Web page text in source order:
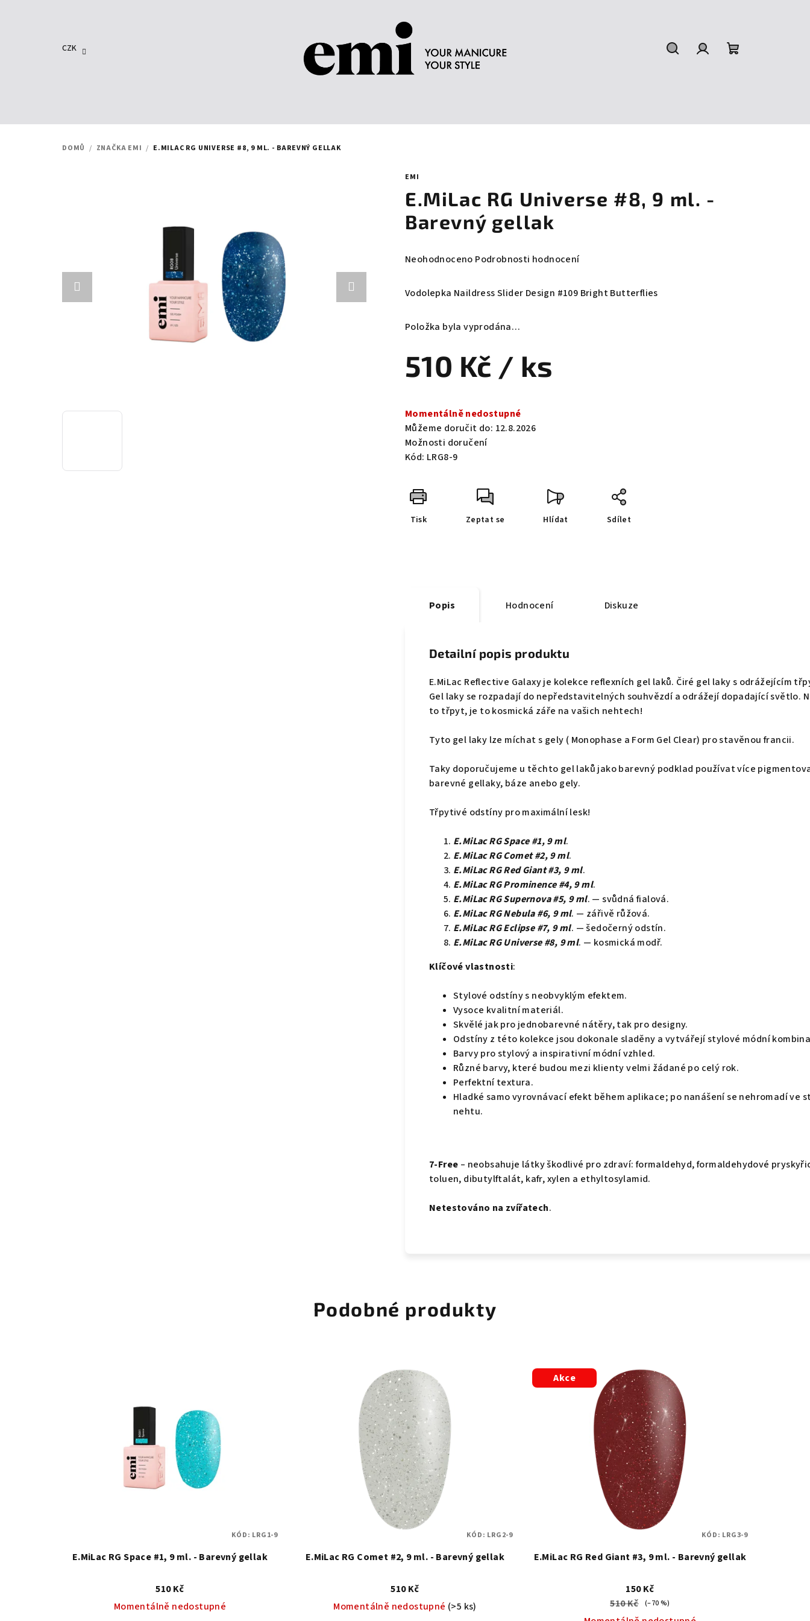
CZK
DOMŮ / ZNAČKA EMI / E.MILAC RG UNIVERSE #8, 9 ML. - BAREVNÝ GELLAK
EMI
E.MiLac RG Universe #8, 9 ml. -
Barevný gellak
Průměrné
produktu
z
hvězdiček.
Neohodnoceno Podrobnosti hodnocení
Vodolepka Naildress Slider Design #109 Bright Butterflies
Položka byla vyprodána…
510 Kč / ks
cena:
Momentálně nedostupné
Můžeme doručit do: 12.8.2026
Možnosti doručení
Kód: LRG8-9
Tisk Zeptat se Hlídat Sdílet
Popis Hodnocení Diskuze
Detailní popis produktu
E.MiLac Reflective Galaxy je kolekce reflexních gel laků. Čiré gel laky s odrážejícím
Gel laky se rozpadají do nepředstavitelných souhvězdí a odrážejí dopadající světlo.
to třpyt, je to kosmická záře na vašich nehtech!
Tyto gel laky lze míchat s gely ( Monophase a Form Gel Clear) pro stavěnou francii.
Taky doporučujeme u těchto gel laků jako barevný podklad používat více
barevné gellaky, báze anebo gely.
Třpytivé odstíny pro maximální lesk!
E.MiLac RG Space #1, 9 ml.
E.MiLac RG Comet #2, 9 ml.
E.MiLac RG Red Giant #3, 9 ml.
E.MiLac RG Prominence #4, 9 ml.
E.MiLac RG Supernova #5, 9 ml. — svůdná fialová.
E.MiLac RG Nebula #6, 9 ml. — zářivě růžová.
E.MiLac RG Eclipse #7, 9 ml. — šedočerný odstín.
E.MiLac RG Universe #8, 9 ml. — kosmická modř.
Klíčové vlastnosti:
Stylové odstíny s neobvyklým efektem.
Vysoce kvalitní materiál.
Skvělé jak pro jednobarevné nátěry, tak pro designy.
Odstíny z této kolekce jsou dokonale sladěny a vytvářejí stylové módní
Barvy pro stylový a inspirativní módní vzhled.
Různé barvy, které budou mezi klienty velmi žádané po celý rok.
Perfektní textura.
Hladké samo vyrovnávací efekt během aplikace; po nanášení se nehromadí ve
nehtu.
7-Free – neobsahuje látky škodlivé pro zdraví: formaldehyd, formaldehydové
toluen, dibutylftalát, kafr, xylen a ethyltosylamid.
Netestováno na zvířatech.
Podobné produkty
E.MiLac RG Space #1, 9 ml. - Barevný gellak
510 Kč
Momentálně nedostupné
KÓD: LRG1-9
E.MiLac RG Comet #2, 9 ml. - Barevný gellak
510 Kč
Momentálně nedostupné (>5 ks)
KÓD: LRG2-9
Akce
E.MiLac RG Red Giant #3, 9 ml. - Barevný gellak
150 Kč
510 Kč
(–70 %)
KÓD: LRG3-9